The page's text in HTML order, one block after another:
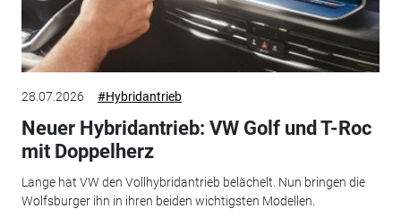
28.07.2026 #Hybridantrieb
Neuer Hybridantrieb: VW Golf und T-Roc
mit Doppelherz
Lange hat VW den Vollhybridantrieb belächelt. Nun bringen die
Wolfsburger ihn in ihren beiden wichtigsten Modellen.